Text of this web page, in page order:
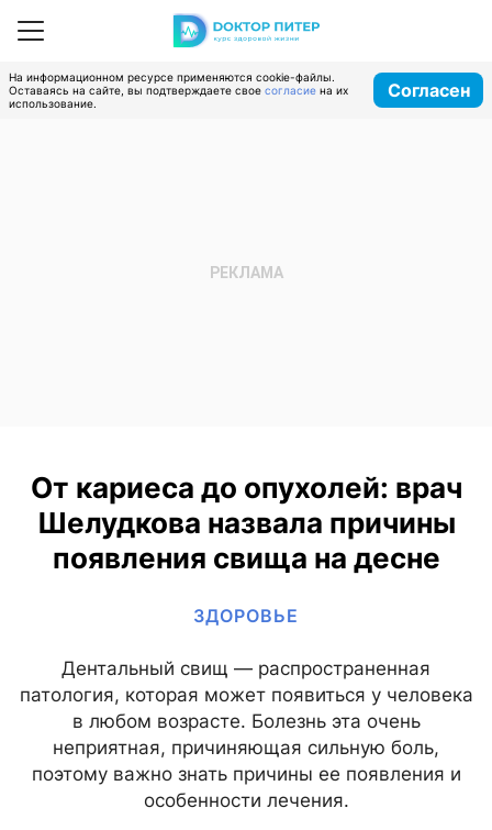
На информационном ресурсе применяются cookie-файлы.
Оставаясь на сайте, вы подтверждаете свое согласие на их
использование.
Согласен
От кариеса до опухолей: врач
Шелудкова назвала причины
появления свища на десне
ЗДОРОВЬЕ
Дентальный свищ — распространенная
патология, которая может появиться у человека
в любом возрасте. Болезнь эта очень
неприятная, причиняющая сильную боль,
поэтому важно знать причины ее появления и
особенности лечения.